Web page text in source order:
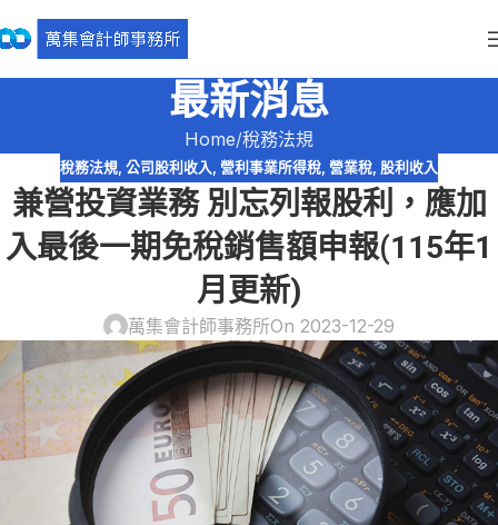
最新消息
Home 稅務法規
稅務法規, 公司股利收入, 營利事業所得稅, 營業稅, 股利收入
兼營投資業務 別忘列報股利，應加
入最後一期免稅銷售額申報(115年1
月更新)
萬集會計師事務所On 2023-12-29